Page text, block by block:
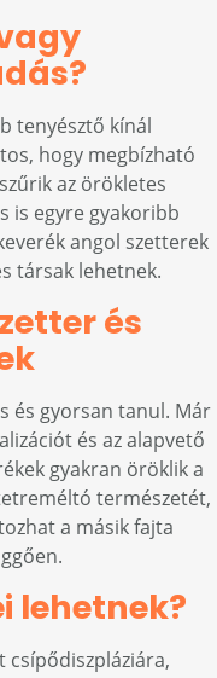
tenyésztő kínál
hogy megbízható
az örökletes
is egyre gyakoribb
angol szetterek
társak lehetnek.
és
és gyorsan tanul. Már
és az alapvető
gyakran öröklik a
természetét,
a másik fajta
lehetnek?
csípődiszpláziára,